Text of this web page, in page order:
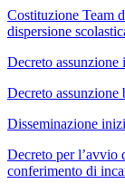
Costituzione Team
dispersione
Decreto
Decreto assunzione
Disseminazione
Decreto per l’avvio
conferimento di